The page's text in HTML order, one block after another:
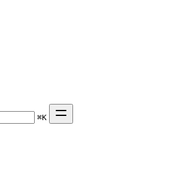
⌘K